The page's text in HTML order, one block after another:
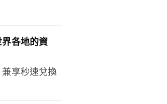
各地的資
享秒速兌換